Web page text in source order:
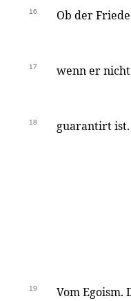
16 Ob der
17 wenn er
18 guarantirt ist.
19 Vom Egoism.